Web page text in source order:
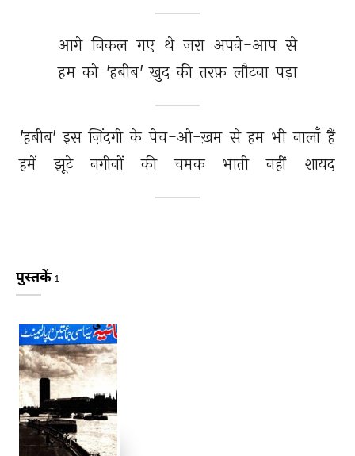
आगे निकल गए थे ज़रा अपने-आप से
हम को 'हबीब' ख़ुद की तरफ़ लौटना पड़ा
'हबीब' इस ज़िंदगी के पेच-ओ-ख़म से हम भी नालाँ हैं
हमें
झूटे नगीनों की चमक भाती नहीं शायद
पुस्तकें 1